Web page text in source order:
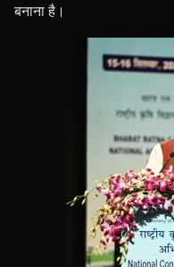
बनाना है।